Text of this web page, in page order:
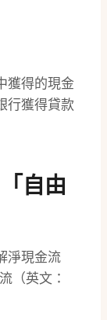
獲得的現金
行獲得貸款
自由
淨現金流
（英文：